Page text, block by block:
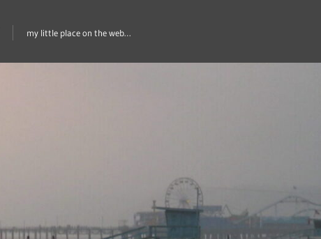
my little place on the web…